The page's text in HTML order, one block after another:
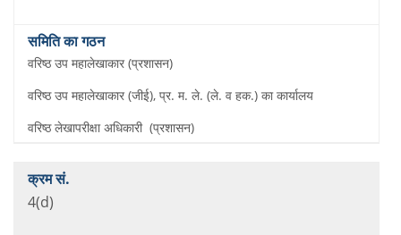
वरिष्ठ उप महालेखाकार (प्रशासन)
वरिष्ठ उप महालेखाकार (जीई), प्र. म. ले. (ले. व हक.) का कार्यालय
वरिष्ठ लेखापरीक्षा अधिकारी (प्रशासन)
4(d)